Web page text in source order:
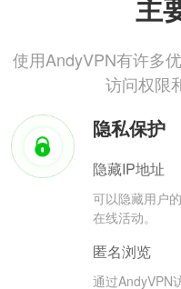
主
使用AndyVPN有许多
访问权限
隐私保护
隐藏IP地址
可以隐藏用户
在线活动。
匿名浏览
通过AndyVPN